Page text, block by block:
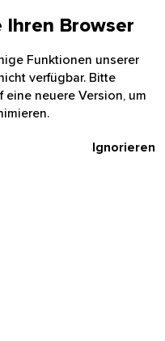
Browser
Funktionen unserer
verfügbar. Bitte
eine neuere Version, um
Ignorieren